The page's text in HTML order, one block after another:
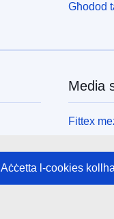
Aċċetta l-cookies kollha
Għodod
Media
Fittex
L-